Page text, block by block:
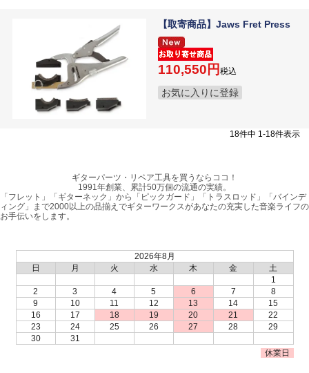
【取寄商品】Jaws Fret Press
110,550 税込
お気に入りに登録
18件中 1 -18件表示
ギターパーツ・リペア工具を買うならココ！
1991年創業、累計50万個の流通の実績。
「フレット」「ギターネック」から「ピックガード」「トラスロッド」「バインデ
ィング」まで2000以上の品揃えでギターワークスがあなたの充実した音楽ライフの
お手伝いをします。
2026年8月
日
月 火 水 木 金
土
1
2
3 4 5 6 7
8
9
10 11 12 13 14
15
16
17 18 19 20 21
22
23
24 25 26 27 28
29
30
31
休業日